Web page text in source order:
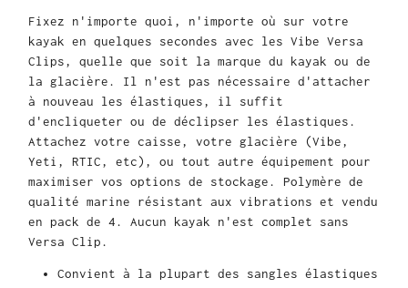
Fixez n'importe quoi, n'importe où sur votre
kayak en quelques secondes avec les Vibe Versa
Clips, quelle que soit la marque du kayak ou de
la glacière. Il n'est pas nécessaire d'attacher
à nouveau les élastiques, il suffit
d'encliqueter ou de déclipser les élastiques.
Attachez votre caisse, votre glacière (Vibe,
Yeti, RTIC, etc), ou tout autre équipement pour
maximiser vos options de stockage. Polymère de
qualité marine résistant aux vibrations et vendu
en pack de 4. Aucun kayak n'est complet sans
Versa Clip.
Convient à la plupart des sangles élastiques